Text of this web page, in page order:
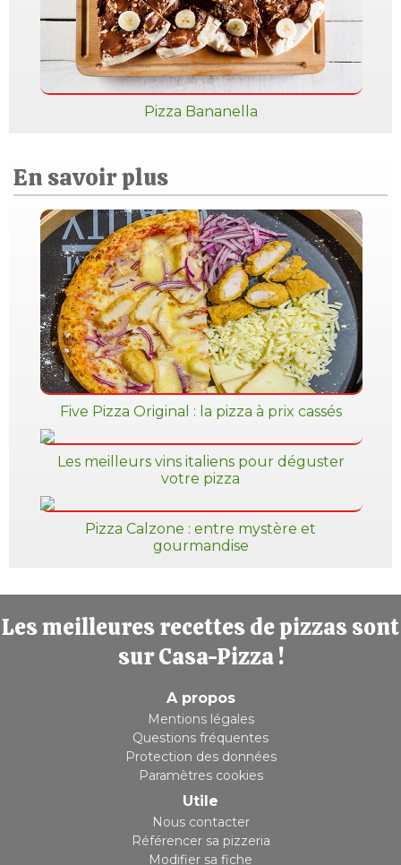
Pizza Bananella
En savoir plus
Five Pizza Original : la pizza à prix cassés
Les meilleurs vins italiens pour déguster
votre pizza
Pizza Calzone : entre mystère et
gourmandise
Les meilleures recettes de pizzas sont
sur Casa-Pizza !
A propos
Mentions légales
Questions fréquentes
Protection des données
Paramètres cookies
Utile
Nous contacter
Référencer sa pizzeria
Modifier sa fiche